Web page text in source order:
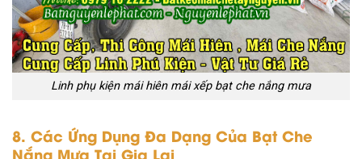
Linh phụ kiện mái hiên mái xếp bạt che nắng mưa
8. Các Ứng Dụng Đa Dạng Của Bạt Che
Nắng Mưa Tại Gia Lai